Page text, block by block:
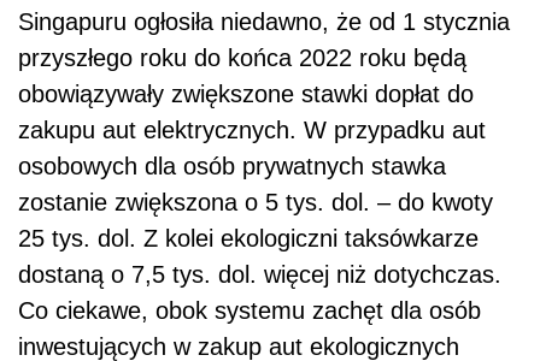
Singapuru ogłosiła niedawno, że od 1 stycznia
przyszłego roku do końca 2022 roku będą
obowiązywały zwiększone stawki dopłat do
zakupu aut elektrycznych. W przypadku aut
osobowych dla osób prywatnych stawka
zostanie zwiększona o 5 tys. dol. – do kwoty
25 tys. dol. Z kolei ekologiczni taksówkarze
dostaną o 7,5 tys. dol. więcej niż dotychczas.
Co ciekawe, obok systemu zachęt dla osób
inwestujących w zakup aut ekologicznych